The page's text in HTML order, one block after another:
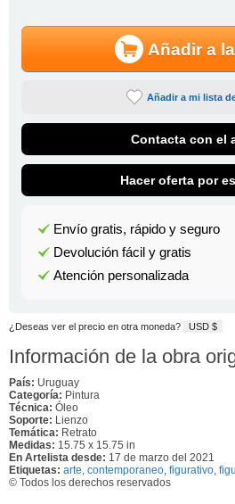
Añadir a
Añadir a mi lista
Contacta con el
Hacer oferta por
Envío gratis, rápido y seguro
Devolución fácil y gratis
Atención personalizada
¿Deseas ver el precio en otra moneda? USD $
Información de la obra
País: Uruguay
Categoría: Pintura
Técnica: Óleo
Soporte: Lienzo
Temática: Retrato
Medidas: 15.75 x 15.75 in
En Artelista desde: 17 de marzo del 2021
Etiquetas: arte contemporaneo figurativo
© Todos los derechos reservados